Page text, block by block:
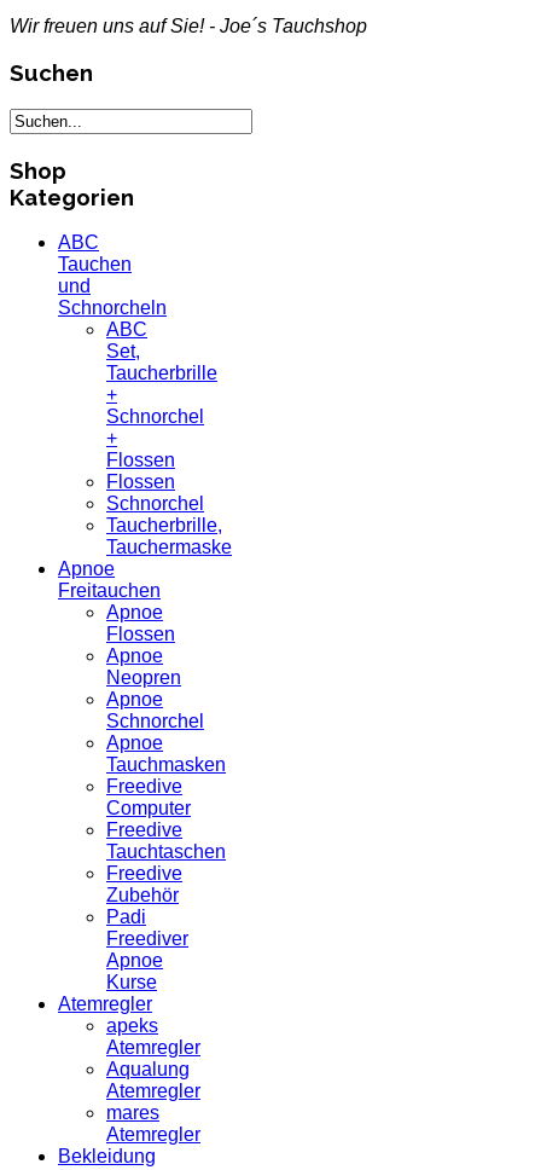
Wir freuen uns auf Sie! - Joe´s Tauchshop
Suchen
Shop
Kategorien
ABC
Tauchen
und
Schnorcheln
ABC
Set,
Taucherbrille
+
Schnorchel
+
Flossen
Flossen
Schnorchel
Taucherbrille,
Tauchermaske
Apnoe
Freitauchen
Apnoe
Flossen
Apnoe
Neopren
Apnoe
Schnorchel
Apnoe
Tauchmasken
Freedive
Computer
Freedive
Tauchtaschen
Freedive
Zubehör
Padi
Freediver
Apnoe
Kurse
Atemregler
apeks
Atemregler
Aqualung
Atemregler
mares
Atemregler
Bekleidung